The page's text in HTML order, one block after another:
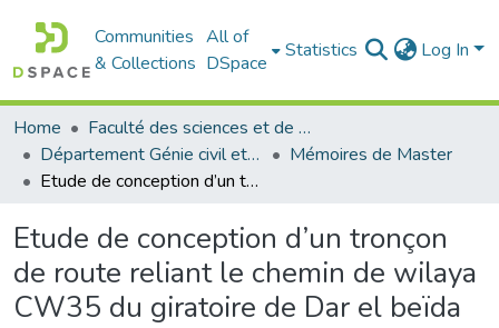
Communities
& Collections
All of
DSpace
Statistics Log In
Home
Faculté des sciences et de la technologie
Département Génie civil et Architecture
Mémoires de Master
Etude de conception d’un tronçon de route reliant le chemin de wilaya CW35 du giratoire de Dar el beïda
Etude de conception d’un tronçon
de route reliant le chemin de wilaya
CW35 du giratoire de Dar el beïda